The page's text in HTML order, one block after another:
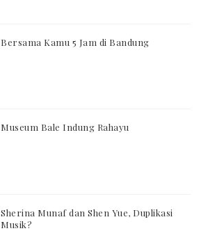
Bersama Kamu 5 Jam di Bandung
Museum Bale Indung Rahayu
Sherina Munaf dan Shen Yue, Duplikasi
Musik?